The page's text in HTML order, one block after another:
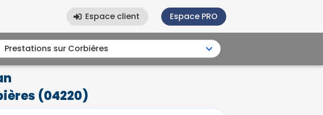
Espace client Espace PRO
(04220)